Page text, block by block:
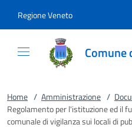
Regione Veneto
Comune
Home / Amministrazione /
Regolamento per l'istituzione ed il
comunale di vigilanza sui locali di